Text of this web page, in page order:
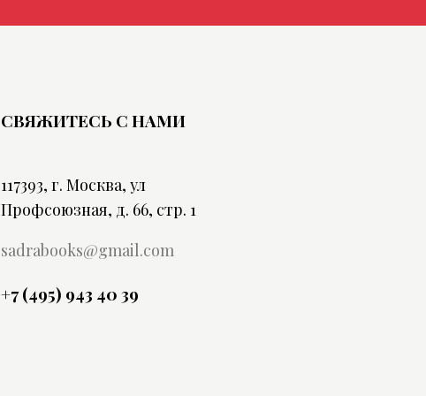
СВЯЖИТЕСЬ С НАМИ
117393, г. Москва, ул
Профсоюзная, д. 66, стр. 1
sadrabooks@gmail.com
+7 (495) 943 40 39